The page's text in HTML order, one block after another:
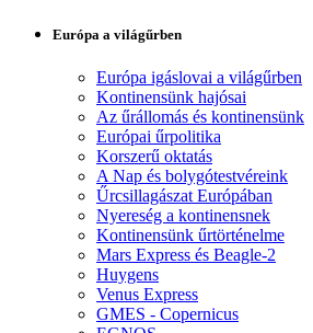
Európa a világűrben
Európa igáslovai a világűrben
Kontinensünk hajósai
Az űrállomás és kontinensünk
Európai űrpolitika
Korszerű oktatás
A Nap és bolygótestvéreink
Űrcsillagászat Európában
Nyereség a kontinensnek
Kontinensünk űrtörténelme
Mars Express és Beagle-2
Huygens
Venus Express
GMES - Copernicus